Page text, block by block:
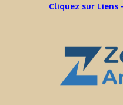
Cliquez sur Liens